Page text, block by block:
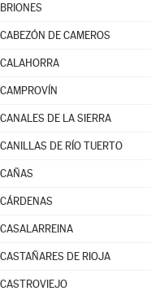
BRIONES
CABEZÓN DE CAMEROS
CALAHORRA
CAMPROVÍN
CANALES DE LA SIERRA
CANILLAS DE RÍO TUERTO
CAÑAS
CÁRDENAS
CASALARREINA
CASTAÑARES DE RIOJA
CASTROVIEJO